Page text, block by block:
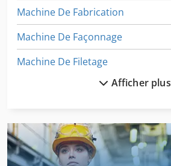
Machine De Fabrication
Machine De Façonnage
Machine De Filetage
Machine De Finition
Machine De Mesure Outil
Machine De Meulage
Afficher plus